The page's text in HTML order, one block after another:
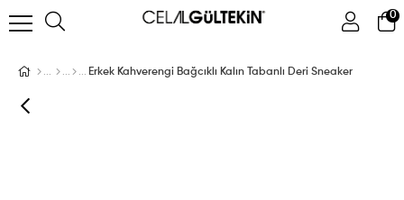
0
ÜYE GIRIŞI ÜYE OL Facebook İle Bağlan
Erkek Kahverengi Bağcıklı Kalın Tabanlı Deri Sneaker